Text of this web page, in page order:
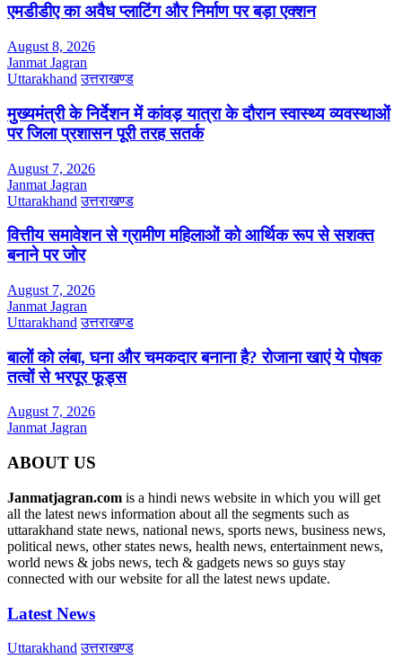
एमडीडीए का अवैध प्लाटिंग और निर्माण पर बड़ा एक्शन
August 8, 2026
Janmat Jagran
Uttarakhand उत्तराखण्ड
मुख्यमंत्री के निर्देशन में कांवड़ यात्रा के दौरान स्वास्थ्य व्यवस्थाओं
पर जिला प्रशासन पूरी तरह सतर्क
August 7, 2026
Janmat Jagran
Uttarakhand उत्तराखण्ड
वित्तीय समावेशन से ग्रामीण महिलाओं को आर्थिक रूप से सशक्त
बनाने पर जोर
August 7, 2026
Janmat Jagran
Uttarakhand उत्तराखण्ड
बालों को लंबा, घना और चमकदार बनाना है? रोजाना खाएं ये पोषक
तत्वों से भरपूर फूड्स
August 7, 2026
Janmat Jagran
ABOUT US
Janmatjagran.com is a hindi news website in which you will get
all the latest news information about all the segments such as
uttarakhand state news, national news, sports news, business news,
political news, other states news, health news, entertainment news,
world news & jobs news, tech & gadgets news so guys stay
connected with our website for all the latest news update.
Latest News
Uttarakhand उत्तराखण्ड